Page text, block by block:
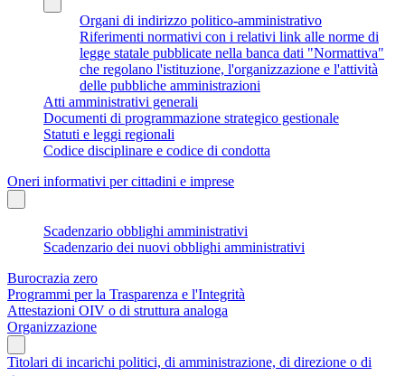
Organi di indirizzo politico-amministrativo
Riferimenti normativi con i relativi link alle norme di
legge statale pubblicate nella banca dati "Normattiva"
che regolano l'istituzione, l'organizzazione e l'attività
delle pubbliche amministrazioni
Atti amministrativi generali
Documenti di programmazione strategico gestionale
Statuti e leggi regionali
Codice disciplinare e codice di condotta
Oneri informativi per cittadini e imprese
Scadenzario obblighi amministrativi
Scadenzario dei nuovi obblighi amministrativi
Burocrazia zero
Programmi per la Trasparenza e l'Integrità
Attestazioni OIV o di struttura analoga
Organizzazione
Titolari di incarichi politici, di amministrazione, di direzione o di